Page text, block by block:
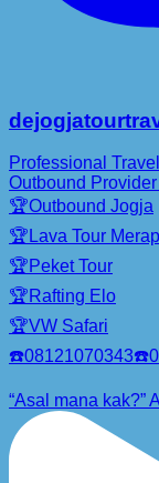
Professional
Outbound Provider
🏆Outbound Jogja
🏆Lava Tour
🏆Peket Tour
🏆Rafting Elo
🏆VW Safari
“Asal mana kak?”